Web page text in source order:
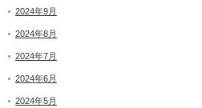
2024年9月
2024年8月
2024年7月
2024年6月
2024年5月